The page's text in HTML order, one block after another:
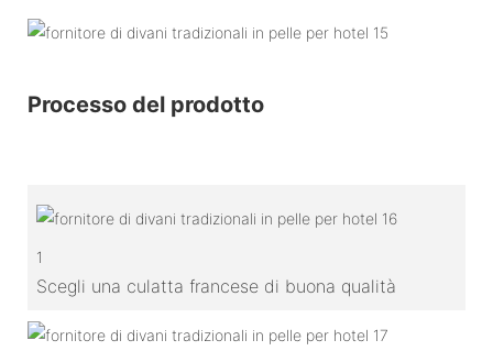
Processo del prodotto
1
Scegli una culatta francese di buona qualità